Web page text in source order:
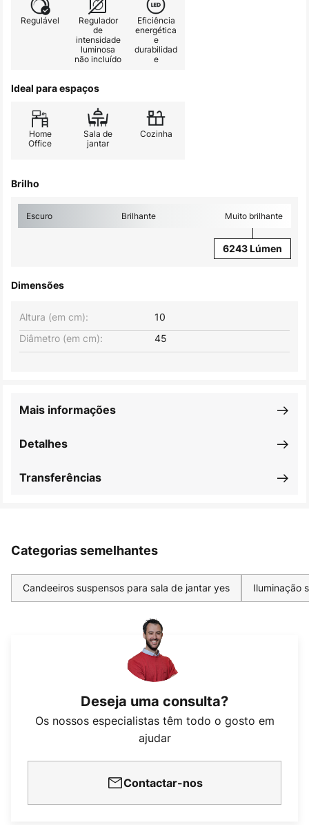
Regulável
Regulador
de
intensidade
luminosa
não incluído
Eficiência
energética
e
durabilidad
e
Ideal para espaços
Home
Office
Sala de
jantar
Cozinha
Brilho
Escuro Brilhante Muito brilhante
6243 Lúmen
Dimensões
Altura (em cm):
10
Diâmetro (em cm):
45
Detalhes
Mais informações
Transferências
Categorias semelhantes
Candeeiros suspensos para sala de jantar yes Iluminação
Deseja uma consulta?
Os nossos especialistas têm todo o gosto em
ajudar
Contactar-nos